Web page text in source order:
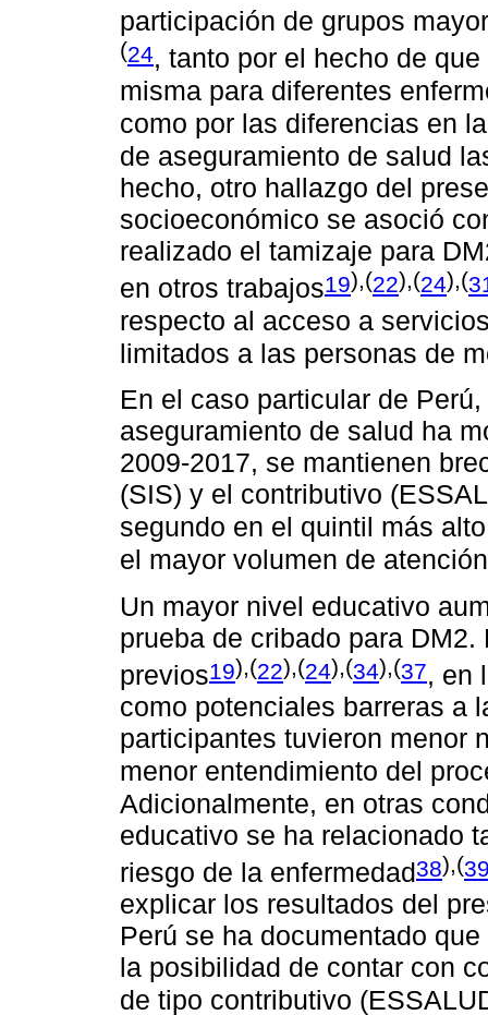
participación de grupos
(24, tanto por el hecho de
misma para diferentes
como por las diferencias en
de aseguramiento de salud
hecho, otro hallazgo del
socioeconómico se asoció
realizado el tamizaje para
en otros trabajos19),(22),(24),(
respecto al acceso a
limitados a las personas de
En el caso particular de
aseguramiento de salud ha
2009-2017, se mantienen
(SIS) y el contributivo
segundo en el quintil más
el mayor volumen de
Un mayor nivel educativo
prueba de cribado para
previos19),(22),(24),(34),(37, en
como potenciales barreras a
participantes tuvieron menor
menor entendimiento del
Adicionalmente, en otras
educativo se ha relacionado
riesgo de la enfermedad38),(
explicar los resultados del
Perú se ha documentado
la posibilidad de contar con
de tipo contributivo